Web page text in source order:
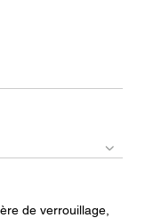
de verrouillage,